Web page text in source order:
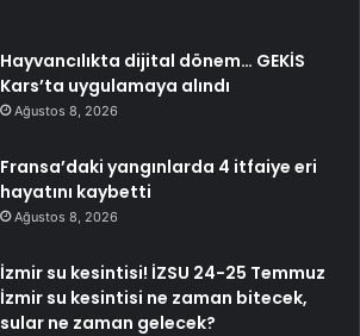
Hayvancılıkta dijital dönem… GEKİS
Kars’ta uygulamaya alındı
Ağustos 8, 2026
Fransa’daki yangınlarda 4 itfaiye eri
hayatını kaybetti
Ağustos 8, 2026
İzmir su kesintisi! İZSU 24-25 Temmuz
İzmir su kesintisi ne zaman bitecek,
sular ne zaman gelecek?